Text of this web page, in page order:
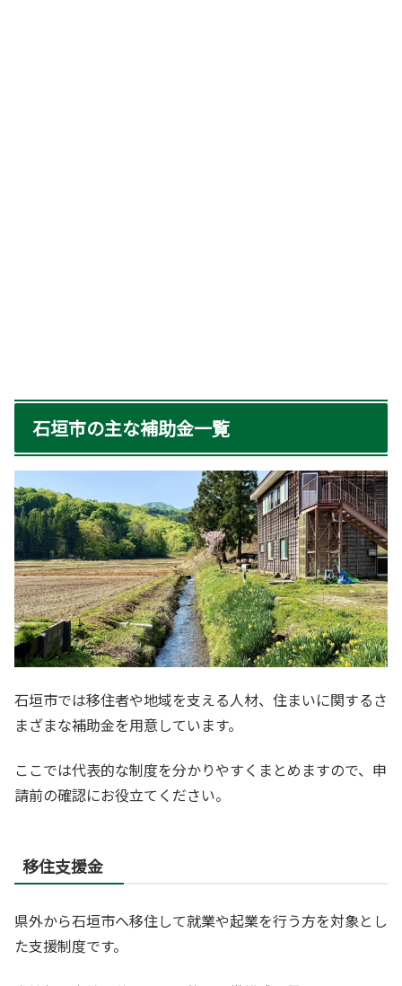
石垣市の主な補助金一覧
石垣市では移住者や地域を支える人材、住まいに関するさ
まざまな補助金を用意しています。
ここでは代表的な制度を分かりやすくまとめますので、申
請前の確認にお役立てください。
移住支援金
県外から石垣市へ移住して就業や起業を行う方を対象とし
た支援制度です。